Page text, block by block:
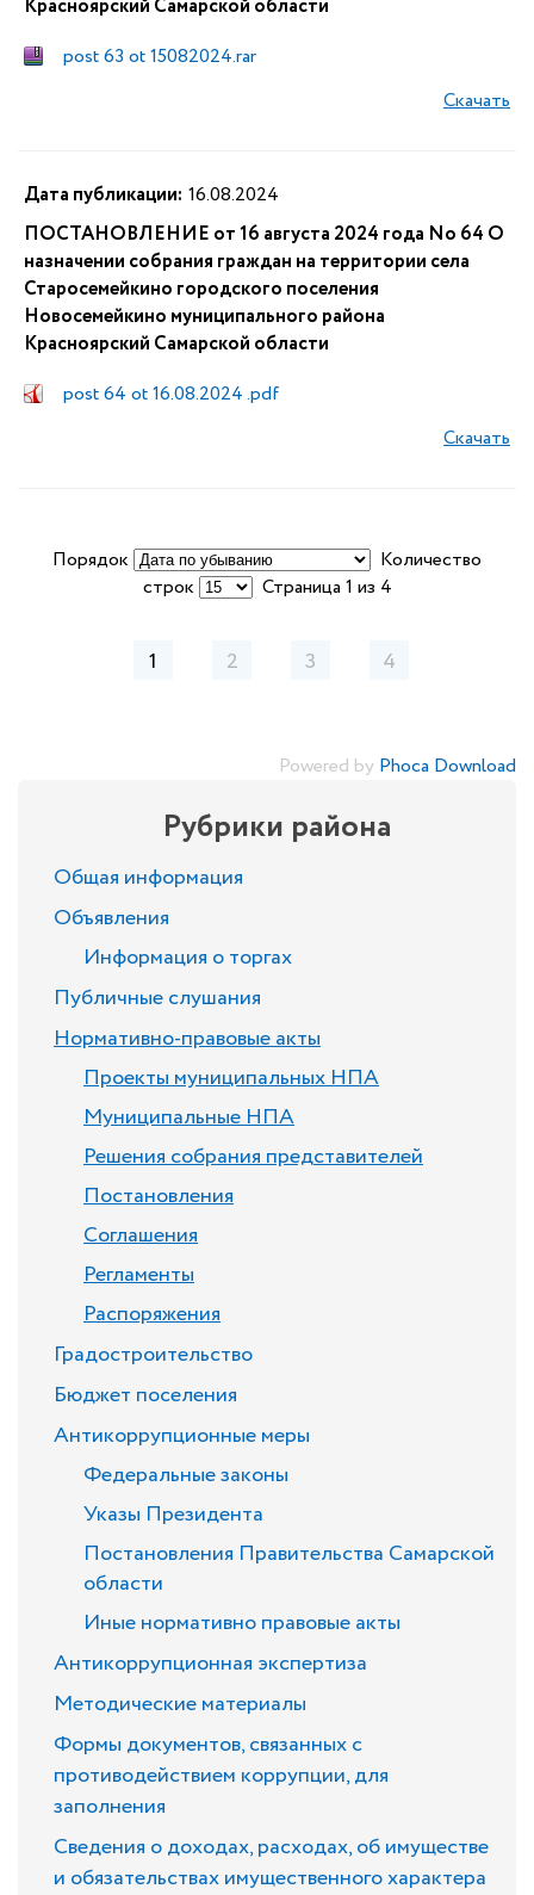
Красноярский Самарской области
post 63 ot 15082024.rar
Скачать
Дата публикации: 16.08.2024
ПОСТАНОВЛЕНИЕ от 16 августа 2024 года No 64 О
назначении собрания граждан на территории села
Старосемейкино городского поселения
Новосемейкино муниципального района
Красноярский Самарской области
post 64 ot 16.08.2024 .pdf
Скачать
Порядок
Количество
строк
Страница 1 из 4
1 2 3 4
Powered by Phoca Download
Рубрики района
Общая информация
Объявления
Информация о торгах
Публичные слушания
Нормативно-правовые акты
Проекты муниципальных НПА
Муниципальные НПА
Решения собрания представителей
Постановления
Соглашения
Регламенты
Распоряжения
Градостроительство
Бюджет поселения
Антикоррупционные меры
Федеральные законы
Указы Президента
Постановления Правительства Самарской
области
Иные нормативно правовые акты
Антикоррупционная экспертиза
Методические материалы
Формы документов, связанных с
противодействием коррупции, для
заполнения
Сведения о доходах, расходах, об имуществе
и обязательствах имущественного характера